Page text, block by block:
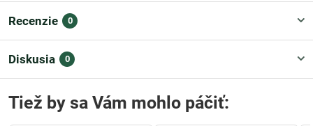
Recenzie 0
Diskusia 0
Tiež by sa Vám mohlo páčiť: